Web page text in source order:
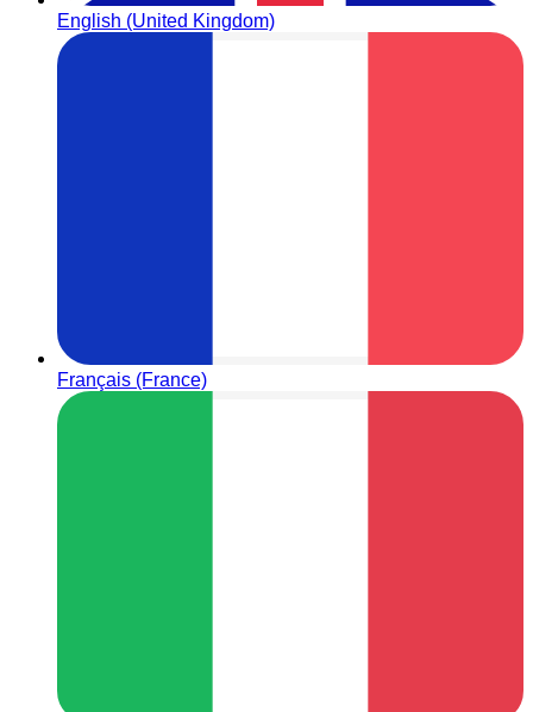
English (United Kingdom)
Français (France)